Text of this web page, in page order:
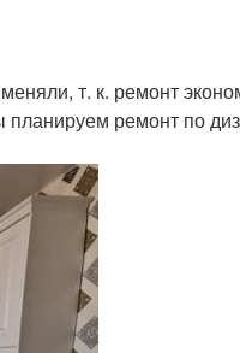
т. к. ремонт
ремонт по